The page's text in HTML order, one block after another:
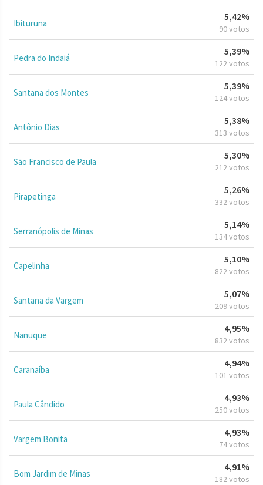
Ibituruna
5,42%
90 votos
Pedra do Indaiá
5,39%
122 votos
Santana dos Montes
5,39%
124 votos
Antônio Dias
5,38%
313 votos
São Francisco de Paula
5,30%
212 votos
Pirapetinga
5,26%
332 votos
Serranópolis de Minas
5,14%
134 votos
Capelinha
5,10%
822 votos
Santana da Vargem
5,07%
209 votos
Nanuque
4,95%
832 votos
Caranaíba
4,94%
101 votos
Paula Cândido
4,93%
250 votos
Vargem Bonita
4,93%
74 votos
Bom Jardim de Minas
4,91%
182 votos